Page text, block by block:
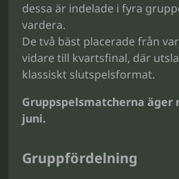
dessa är indelade i fyra
vardera.
De två bäst placerade från
vidare till kvartsfinal, där
klassiskt slutspelsformat.
Gruppspelsmatcherna äger
juni.
Gruppfördelning